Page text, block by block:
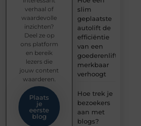
slim
geplaatste
autolift de
efficiëntie
van een
goederenlift
merkbaar
verhoogt
Hoe trek je
bezoekers
aan met
blogs?
verhaal of
waardevolle
inzichten?
Deel ze op
ons platform
en bereik
lezers die
jouw content
waarderen.
Plaats
je
eerste
blog